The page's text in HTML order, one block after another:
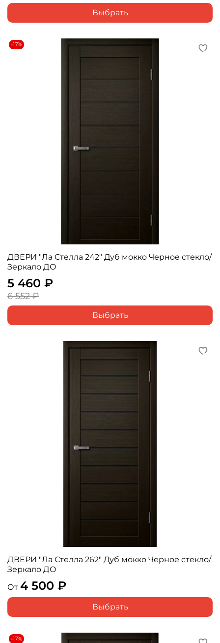
Выбрать
-17%
ДВЕРИ "Ла Стелла 242" Дуб мокко Черное стекло/
Зеркало ДО
5 460 ₽
6 552 ₽
Выбрать
ДВЕРИ "Ла Стелла 262" Дуб мокко Черное стекло/
Зеркало ДО
От 4 500 ₽
Выбрать
-17%